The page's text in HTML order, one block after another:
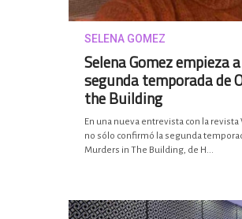
SELENA GOMEZ
Selena Gomez empieza
segunda temporada de
the Building
En una nueva entrevista con la revista
no sólo confirmó la segunda
Murders in The Building, de H...